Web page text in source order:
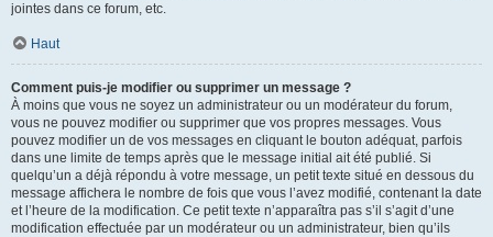
jointes dans ce forum, etc.
Haut
Comment puis-je modifier ou supprimer un message ?
À moins que vous ne soyez un administrateur ou un modérateur du forum,
vous ne pouvez modifier ou supprimer que vos propres messages. Vous
pouvez modifier un de vos messages en cliquant le bouton adéquat, parfois
dans une limite de temps après que le message initial ait été publié. Si
quelqu’un a déjà répondu à votre message, un petit texte situé en dessous du
message affichera le nombre de fois que vous l’avez modifié, contenant la date
et l’heure de la modification. Ce petit texte n’apparaîtra pas s’il s’agit d’une
modification effectuée par un modérateur ou un administrateur, bien qu’ils